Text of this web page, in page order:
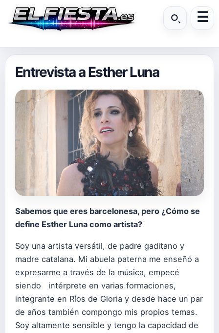
Entrevista a Esther Luna
Sabemos que eres barcelonesa, pero ¿Cómo se
define Esther Luna como artista?
Soy una artista versátil, de padre gaditano y
madre catalana. Mi abuela paterna me enseñó a
expresarme a través de la música, empecé
siendo intérprete en varias formaciones,
integrante en Ríos de Gloria y desde hace un par
de años también compongo mis propios temas.
Soy altamente sensible y tengo la capacidad de